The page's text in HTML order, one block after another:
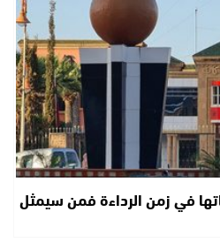
في زمن الرداءة فمن سيمثل